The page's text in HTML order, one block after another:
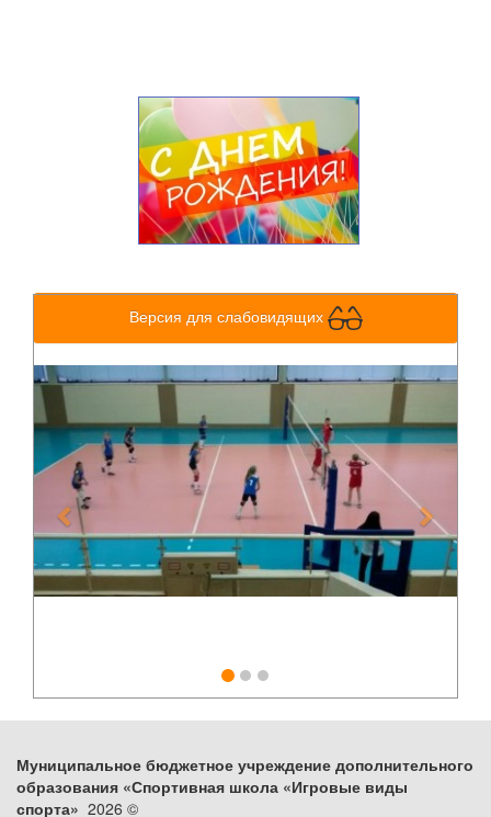
Версия для слабовидящих
Previous Next
Муниципальное бюджетное учреждение дополнительного
образования «Спортивная школа «Игровые виды
спорта» 2026 ©